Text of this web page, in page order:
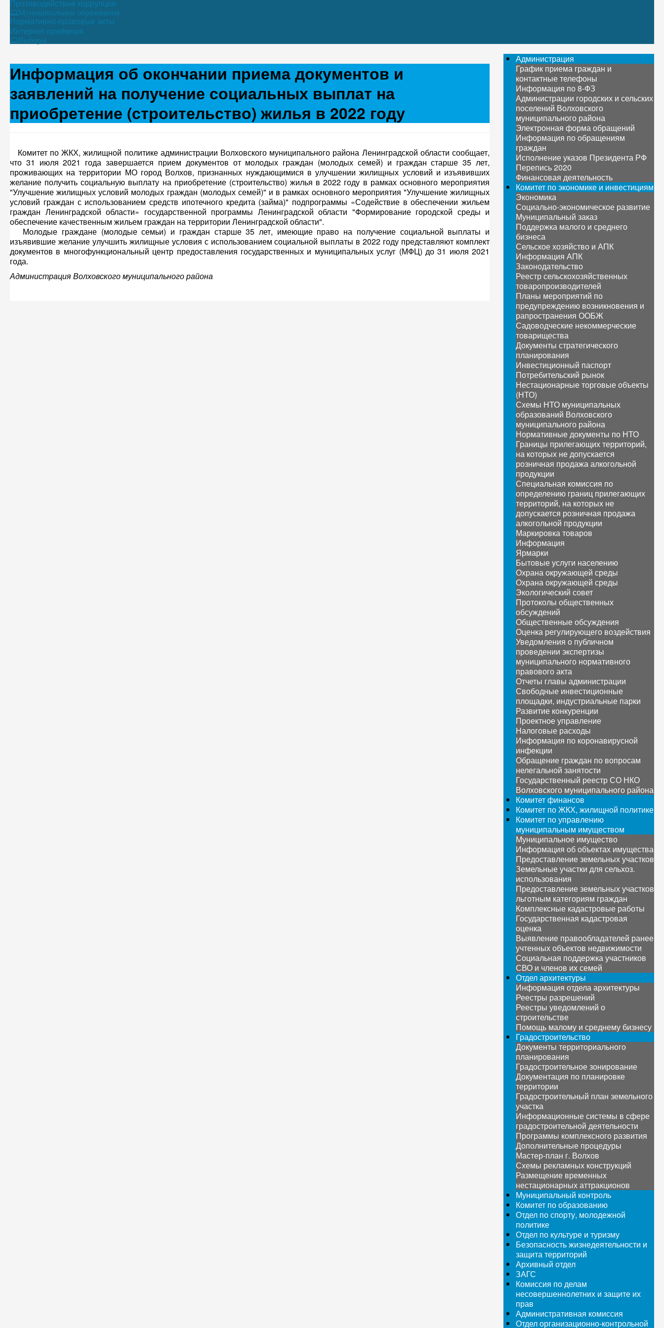
Противодействие коррупции
Муниципальные образования
Нормативно-правовые акты
Интернет-приёмная
Выборы
Информация об окончании приема документов и
заявлений на получение социальных выплат на
приобретение (строительство) жилья в 2022 году
Комитет по ЖКХ, жилищной политике администрации Волховского муниципального района Ленинградской области сообщает,
что 31 июля 2021 года завершается прием документов от молодых граждан (молодых семей) и граждан старше 35 лет,
проживающих на территории МО город Волхов, признанных нуждающимися в улучшении жилищных условий и изъявивших
желание получить социальную выплату на приобретение (строительство) жилья в 2022 году в рамках основного мероприятия
"Улучшение жилищных условий молодых граждан (молодых семей)" и в рамках основного мероприятия "Улучшение жилищных
условий граждан с использованием средств ипотечного кредита (займа)" подпрограммы «Содействие в обеспечении жильем
граждан Ленинградской области» государственной программы Ленинградской области "Формирование городской среды и
обеспечение качественным жильем граждан на территории Ленинградской области".
Молодые граждане (молодые семьи) и граждан старше 35 лет, имеющие право на получение социальной выплаты и
изъявившие желание улучшить жилищные условия с использованием социальной выплаты в 2022 году представляют комплект
документов в многофункциональный центр предоставления государственных и муниципальных услуг (МФЦ) до 31 июля 2021
года.
Администрация Волховского муниципального района
Администрация
График приема граждан и
контактные телефоны
Информация по 8-ФЗ
Администрации городских и сельских
поселений Волховского
муниципального района
Электронная форма обращений
Информация по обращениям
граждан
Исполнение указов Президента РФ
Перепись 2020
Финансовая деятельность
Комитет по экономике и инвестициям
Экономика
Социально-экономическое развитие
Муниципальный заказ
Поддержка малого и среднего
бизнеса
Сельское хозяйство и АПК
Информация АПК
Законодательство
Реестр сельскохозяйственных
товаропроизводителей
Планы мероприятий по
предупреждению возникновения и
рапространения ООБЖ
Садоводческие некоммерческие
товарищества
Документы стратегического
планирования
Инвестиционный паспорт
Потребительский рынок
Нестационарные торговые объекты
(НТО)
Схемы НТО муниципальных
образований Волховского
муниципального района
Нормативные документы по НТО
Границы прилегающих территорий,
на которых не допускается
розничная продажа алкогольной
продукции
Специальная комиссия по
определению границ прилегающих
территорий, на которых не
допускается розничная продажа
алкогольной продукции
Маркировка товаров
Информация
Ярмарки
Бытовые услуги населению
Охрана окружающей среды
Охрана окружающей среды
Экологический совет
Протоколы общественных
обсуждений
Общественные обсуждения
Оценка регулирующего воздействия
Уведомления о публичном
проведении экспертизы
муниципального нормативного
правового акта
Отчеты главы администрации
Свободные инвестиционные
площадки, индустриальные парки
Развитие конкуренции
Проектное управление
Налоговые расходы
Информация по коронавирусной
инфекции
Обращение граждан по вопросам
нелегальной занятости
Государственный реестр СО НКО
Волховского муниципального района
Комитет финансов
Комитет по ЖКХ, жилищной политике
Комитет по управлению
муниципальным имуществом
Муниципальное имущество
Информация об объектах имущества
Предоставление земельных участков
Земельные участки для сельхоз.
использования
Предоставление земельных участков
льготным категориям граждан
Комплексные кадастровые работы
Государственная кадастровая
оценка
Выявление правообладателей ранее
учтенных объектов недвижимости
Социальная поддержка участников
СВО и членов их семей
Отдел архитектуры
Информация отдела архитектуры
Реестры разрешений
Реестры уведомлений о
строительстве
Помощь малому и среднему бизнесу
Градостроительство
Документы территориального
планирования
Градостроительное зонирование
Документация по планировке
территории
Градостроительный план земельного
участка
Информационные системы в сфере
градостроительной деятельности
Программы комплексного развития
Дополнительные процедуры
Мастер-план г. Волхов
Схемы рекламных конструкций
Размещение временных
нестационарных аттракционов
Муниципальный контроль
Комитет по образованию
Отдел по спорту, молодежной
политике
Отдел по культуре и туризму
Безопасность жизнедеятельности и
защита территорий
Архивный отдел
ЗАГС
Комиссия по делам
несовершеннолетних и защите их
прав
Административная комиссия
Отдел организационно-контрольной